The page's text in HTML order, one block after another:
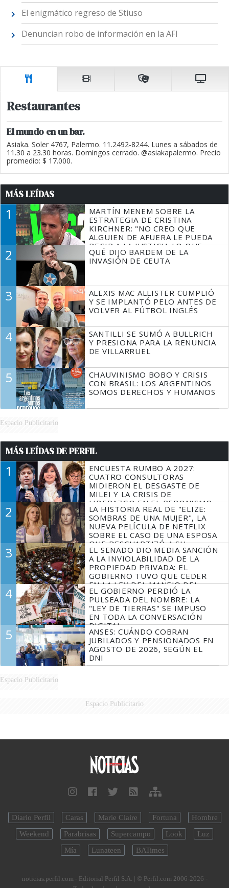
El enigmático regreso de Stiuso
Denuncian robo de información en la AFI
Restaurantes
El mundo en un bar.
Asiaka. Soler 4767, Palermo. 11.2492-8244. Lunes a sábados de
11.30 a 23.30 horas. Domingos cerrado. @asiakapalermo. Precio
promedio: $ 17.000.
MÁS LEÍDAS
1
MARTÍN MENEM SOBRE LA
ESTRATEGIA DE CRISTINA
KIRCHNER: "NO CREO QUE
ALGUIEN DE AFUERA LE PUEDA
DECIR A LA JUSTICIA LO QUE
TIENE QUE HACER"
2
QUÉ DIJO BARDEM DE LA
INVASIÓN DE CEUTA
3
ALEXIS MAC ALLISTER CUMPLIÓ
Y SE IMPLANTÓ PELO ANTES DE
VOLVER AL FÚTBOL INGLÉS
4
SANTILLI SE SUMÓ A BULLRICH
Y PRESIONA PARA LA RENUNCIA
DE VILLARRUEL
5
CHAUVINISMO BOBO Y CRISIS
CON BRASIL: LOS ARGENTINOS
SOMOS DERECHOS Y HUMANOS
Espacio Publicitario
MÁS LEÍDAS DE PERFIL
1
ENCUESTA RUMBO A 2027:
CUATRO CONSULTORAS
MIDIERON EL DESGASTE DE
MILEI Y LA CRISIS DE
LIDERAZGO EN EL PERONISMO
2
LA HISTORIA REAL DE "ELIZE:
SOMBRAS DE UNA MUJER", LA
NUEVA PELÍCULA DE NETFLIX
SOBRE EL CASO DE UNA ESPOSA
QUE DESCUARTIZÓ A SU
MARIDO
3
EL SENADO DIO MEDIA SANCIÓN
A LA INVIOLABILIDAD DE LA
PROPIEDAD PRIVADA: EL
GOBIERNO TUVO QUE CEDER
EN LA LEY DEL MANEJO DEL
FUEGO
4
EL GOBIERNO PERDIÓ LA
PULSEADA DEL NOMBRE: LA
"LEY DE TIERRAS" SE IMPUSO
EN TODA LA CONVERSACIÓN
DIGITAL
5
ANSES: CUÁNDO COBRAN
JUBILADOS Y PENSIONADOS EN
AGOSTO DE 2026, SEGÚN EL
DNI
Espacio Publicitario
Espacio Publicitario
Diario Perfil Caras Marie Claire Fortuna
Hombre
Weekend
Parabrisas Supercampo Look
Luz
Mía
Lunateen BATimes
noticias.perfil.com - Editorial Perfil S.A. | © Perfil.com 2006-2026 -